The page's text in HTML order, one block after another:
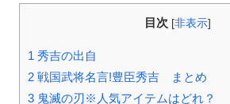
目次 [非表示]
1 秀吉の出自
2 戦国武将名言!豊臣秀吉 まとめ
3 鬼滅の刃※人気アイテムはどれ？